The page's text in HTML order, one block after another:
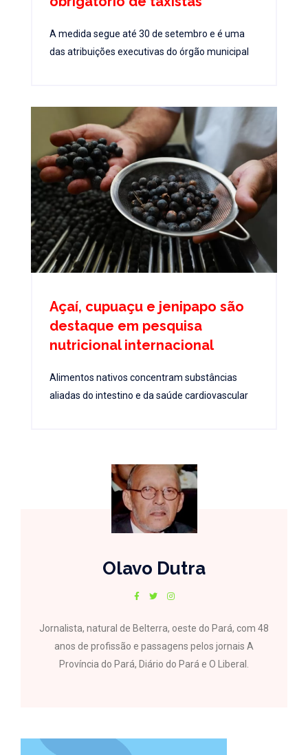
A medida segue até 30 de setembro e é uma
das atribuições executivas do órgão municipal
Açaí, cupuaçu e jenipapo são
destaque em pesquisa
nutricional internacional
Alimentos nativos concentram substâncias
aliadas do intestino e da saúde cardiovascular
Olavo Dutra
Jornalista, natural de Belterra, oeste do Pará, com 48
anos de profissão e passagens pelos jornais A
Província do Pará, Diário do Pará e O Liberal.